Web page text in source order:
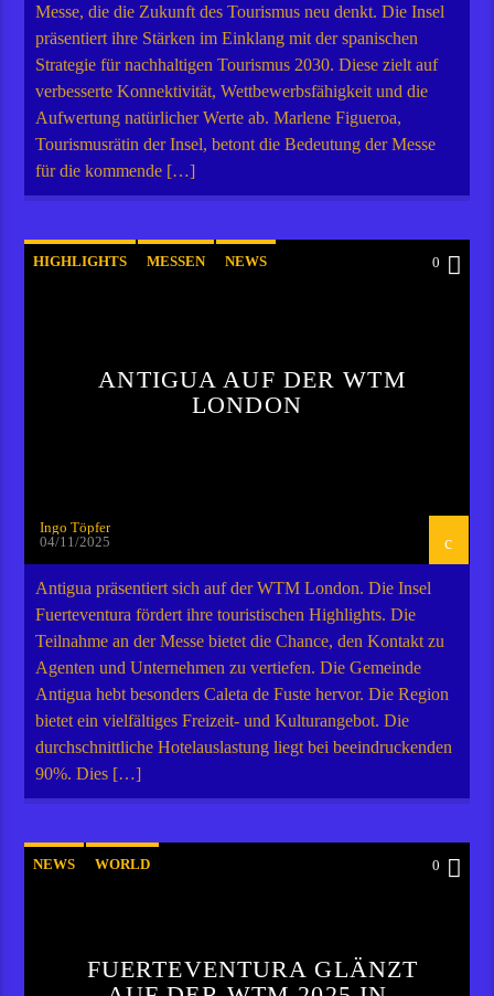
Messe, die die Zukunft des Tourismus neu denkt. Die Insel
präsentiert ihre Stärken im Einklang mit der spanischen
Strategie für nachhaltigen Tourismus 2030. Diese zielt auf
verbesserte Konnektivität, Wettbewerbsfähigkeit und die
Aufwertung natürlicher Werte ab. Marlene Figueroa,
Tourismusrätin der Insel, betont die Bedeutung der Messe
für die kommende […]
HIGHLIGHTS MESSEN NEWS 0
ANTIGUA AUF DER WTM
LONDON
Ingo Töpfer
04/11/2025
Antigua präsentiert sich auf der WTM London. Die Insel
Fuerteventura fördert ihre touristischen Highlights. Die
Teilnahme an der Messe bietet die Chance, den Kontakt zu
Agenten und Unternehmen zu vertiefen. Die Gemeinde
Antigua hebt besonders Caleta de Fuste hervor. Die Region
bietet ein vielfältiges Freizeit- und Kulturangebot. Die
durchschnittliche Hotelauslastung liegt bei beeindruckenden
90%. Dies […]
NEWS WORLD 0
FUERTEVENTURA GLÄNZT